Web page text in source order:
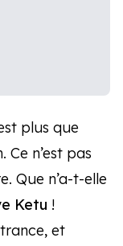
plus que
n’est pas
Que n’a-t-elle
Ketu !
et